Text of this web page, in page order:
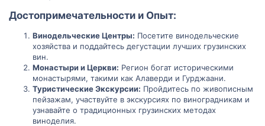
Достопримечательности и Опыт:​
Винодельческие Центры: Посетите винодельческие
хозяйства и поддайтесь дегустации лучших грузинских
вин.
Монастыри и Церкви: Регион богат историческими
монастырями, такими как Алаверди и Гурджаани.
Туристические Экскурсии: Пройдитесь по живописным
пейзажам, участвуйте в экскурсиях по виноградникам и
узнавайте о традиционных грузинских методах
виноделия.